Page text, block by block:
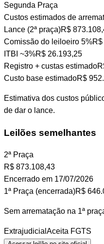
Segunda Praça
Custos estimados de
Lance (2ª praça)R$
Comissão do leiloeiro 5%
ITBI ~3%R$ 26.193,25
Registro + custas estimado
Custo base estimadoR$
Estimativa dos custos
de dar o lance.
Leilões semelhantes
2ª Praça
R$ 873.108,43
Encerrado em 17/07/2026
1ª Praça (encerrada)R$
Sem arrematação na 1ª
Extrajudicial Aceita FGTS